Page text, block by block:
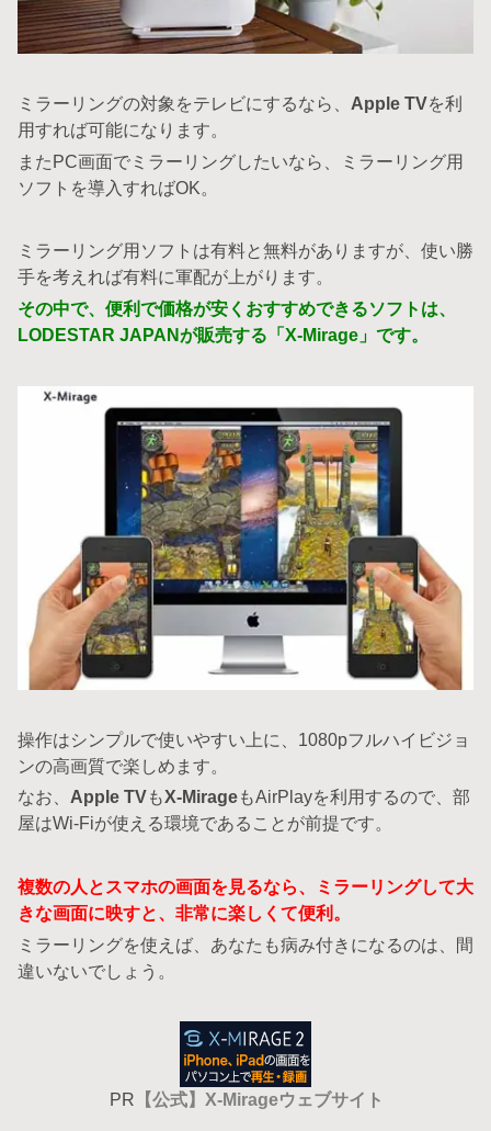
ミラーリングの対象をテレビにするなら、 Apple TVを利
用すれば可能になります。
またPC画面でミラーリングしたいなら、ミラーリング用
ソフトを導入すればOK。
ミラーリング用ソフトは有料と無料がありますが、使い勝
手を考えれば有料に軍配が上がります。
その中で、便利で価格が安くおすすめできるソフトは、
LODESTAR JAPANが販売する「X-Mirage」です。
操作はシンプルで使いやすい上に、1080pフルハイビジョ
ンの高画質で楽しめます。
なお、 Apple TVもX-MirageもAirPlayを利用するので、部
屋はWi-Fiが使える環境であることが前提です。
複数の人とスマホの画面を見るなら、ミラーリングして大
きな画面に映すと、非常に楽しくて便利。
ミラーリングを使えば、あなたも病み付きになるのは、間
違いないでしょう。
PR 【公式】X-Mirageウェブサイト